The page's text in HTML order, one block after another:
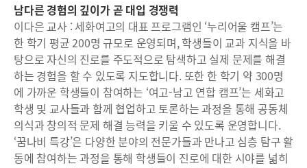
남다른 경험의 깊이가 곧 대입 경쟁력
이다은 교사 : 세화여고의 대표 프로그램인 ‘누리어울 캠프’는
한 학기 평균 200명 규모로 운영되며, 학생들이 교과 지식을 바
탕으로 자신의 진로를 주도적으로 탐색하고 실제 문제를 해결
하는 경험을 할 수 있도록 지도합니다. 또한 한 학기 약 300명
에 가까운 학생들이 참여하는 ‘여고-남고 연합 캠프’는 세화고
학생 및 교사들과 함께 협업하고 토론하는 과정을 통해 공동체
의식과 창의적 문제 해결 능력을 키울 수 있도록 운영합니다.
‘꿈나비 특강’은 다양한 분야의 전문가들과 만나고 심층 탐구 활
동에 참여하는 과정을 통해 학생들이 진로에 대한 시야를 넓히